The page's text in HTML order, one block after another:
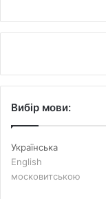
Вибір мови:
Українська
English
московитською